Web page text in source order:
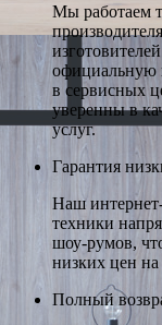
Мы работаем
официальную
в сервисных
уверенны в
услуг.
Гарантия
Наш
техники
шоу-румов,
низких цен
Полный